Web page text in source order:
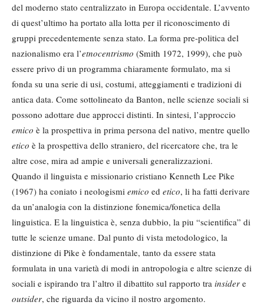
del moderno stato centralizzato in Europa occidentale. L’avvento
di quest’ultimo ha portato alla lotta per il riconoscimento di
gruppi precedentemente senza stato. La forma pre-politica del
nazionalismo era l’etnocentrismo (Smith 1972, 1999), che può
essere privo di un programma chiaramente formulato, ma si
fonda su una serie di usi, costumi, atteggiamenti e tradizioni di
antica data. Come sottolineato da Banton, nelle scienze sociali si
possono adottare due approcci distinti. In sintesi, l’approccio
emico è la prospettiva in prima persona del nativo, mentre quello
etico è la prospettiva dello straniero, del ricercatore che, tra le
altre cose, mira ad ampie e universali generalizzazioni.
Quando il linguista e missionario cristiano Kenneth Lee Pike
(1967) ha coniato i neologismi emico ed etico, li ha fatti derivare
da un’analogia con la distinzione fonemica/fonetica della
linguistica. E la linguistica è, senza dubbio, la piu “scientifica” di
tutte le scienze umane. Dal punto di vista metodologico, la
distinzione di Pike è fondamentale, tanto da essere stata
formulata in una varietà di modi in antropologia e altre scienze di
sociali e ispirando tra l’altro il dibattito sul rapporto tra insider e
outsider, che riguarda da vicino il nostro argomento.